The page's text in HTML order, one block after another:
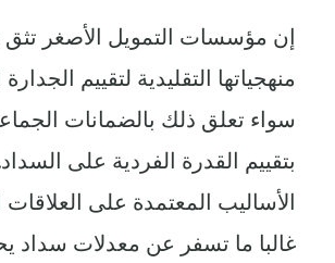
إن مؤسسات التمويل الأصغر تثق
منهجياتها التقليدية لتقييم الجدارة
سواء تعلق ذلك بالضمانات
بتقييم القدرة الفردية على
الأساليب المعتمدة على العلاقات
غالبا ما تسفر عن معدلات سداد